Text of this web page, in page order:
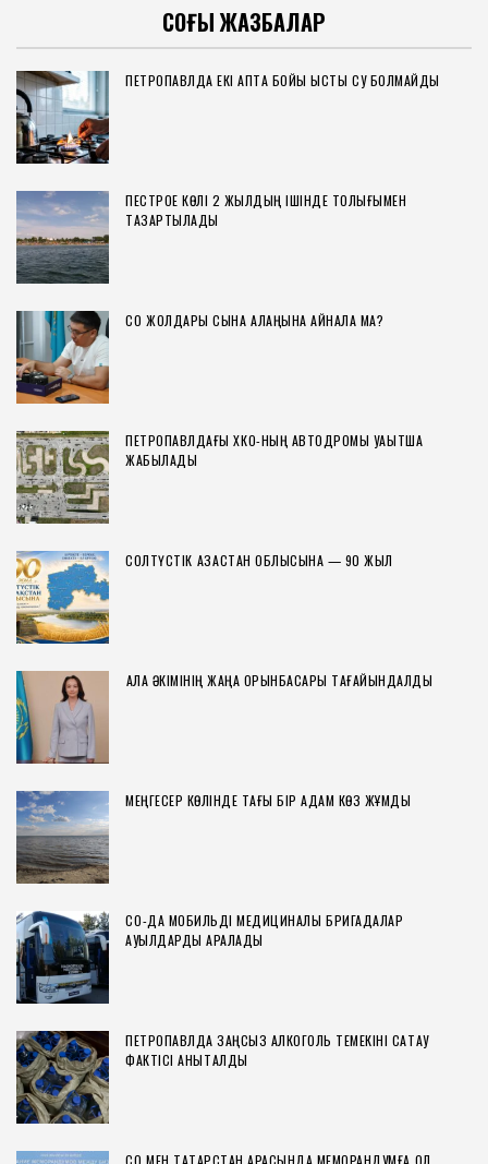
СОҢҒЫ ЖАЗБАЛАР
ПЕТРОПАВЛДА ЕКІ АПТА БОЙЫ ЫСТЫҚ СУ БОЛМАЙДЫ
ПЕСТРОЕ КӨЛІ 2 ЖЫЛДЫҢ ІШІНДЕ ТОЛЫҒЫМЕН
ТАЗАРТЫЛАДЫ
СҚО ЖОЛДАРЫ СЫНАҚ АЛАҢЫНА АЙНАЛА МА?
ПЕТРОПАВЛДАҒЫ ХҚКО-НЫҢ АВТОДРОМЫ УАҚЫТША
ЖАБЫЛАДЫ
СОЛТҮСТІК ҚАЗАҚСТАН ОБЛЫСЫНА — 90 ЖЫЛ
ҚАЛА ӘКІМІНІҢ ЖАҢА ОРЫНБАСАРЫ ТАҒАЙЫНДАЛДЫ
МЕҢГЕСЕР КӨЛІНДЕ ТАҒЫ БІР АДАМ КӨЗ ЖҰМДЫ
СҚО-ДА МОБИЛЬДІ МЕДИЦИНАЛЫҚ БРИГАДАЛАР
АУЫЛДАРДЫ АРАЛАДЫ
ПЕТРОПАВЛДА ЗАҢСЫЗ АЛКОГОЛЬ ТЕМЕКІНІ САҚТАУ
ФАКТІСІ АНЫҚТАЛДЫ
СҚО МЕН ТАТАРСТАН АРАСЫНДА МЕМОРАНДУМҒА ҚОЛ